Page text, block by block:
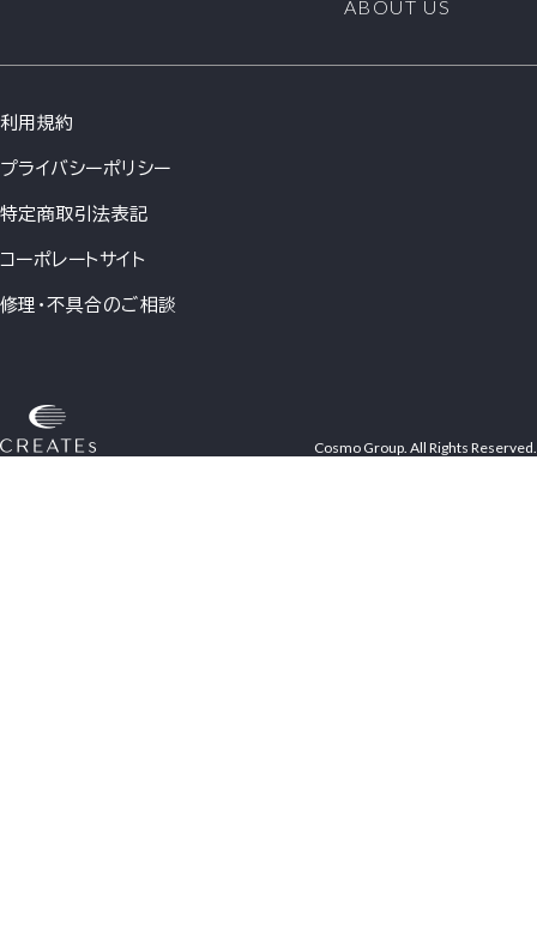
ABOUT US
利用規約
プライバシーポリシー
特定商取引法表記
コーポレートサイト
修理・不具合のご相談
Cosmo Group. All Rights Reserved.